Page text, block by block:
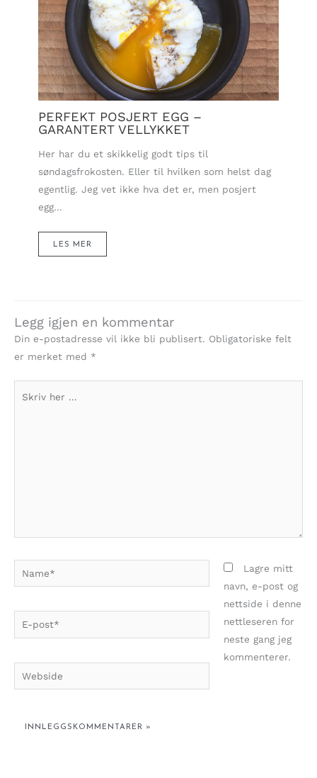
PERFEKT POSJERT EGG –
GARANTERT VELLYKKET
Her har du et skikkelig godt tips til
søndagsfrokosten. Eller til hvilken som helst dag
egentlig. Jeg vet ikke hva det er, men posjert
egg…
LES MER
Legg igjen en kommentar
Din e-postadresse vil ikke bli publisert. Obligatoriske felt
er merket med *
post*
Webside
Lagre mitt
navn, e-post og
nettside i denne
nettleseren for
neste gang jeg
kommenterer.